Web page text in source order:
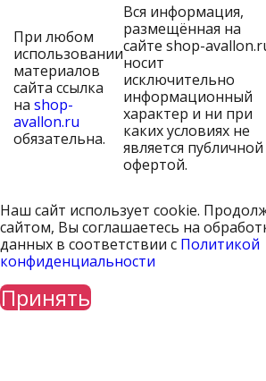
При любом
использовании
материалов
сайта ссылка
на shop-
avallon.ru
обязательна.
Вся информация,
размещённая на
сайте shop-
носит
исключительно
информационный
характер и ни при
каких условиях не
является публичной
офертой.
Наш сайт использует cookie.
сайтом, Вы соглашаетесь на
данных в соответствии с Политикой
конфиденциальности
Принять